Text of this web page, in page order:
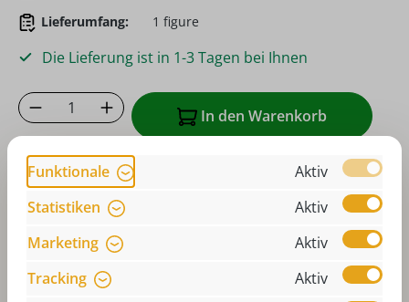
Lieferumfang:
1 figure
Die Lieferung ist in 1-3 Tagen bei Ihnen
Produkt Anzahl: Gib den gewünschten
In den Warenkorb
Zum Merkzettel hinzufügen
oder sofort bestellen mit
Funktionale
Aktiv
Statistiken
Aktiv
Marketing
Aktiv
Tracking
Aktiv